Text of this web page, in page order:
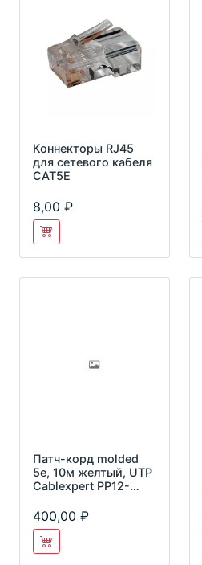
Коннекторы RJ45
для сетевого кабеля
CAT5E
8,00
Патч-корд molded
5e, 10м желтый, UTP
Cablexpert PP12-
400,00